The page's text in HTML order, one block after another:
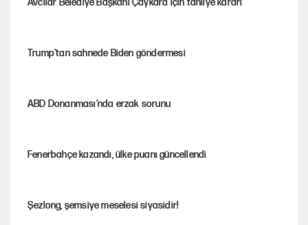
Trump’tan sahnede Biden göndermesi
ABD Donanması’nda erzak sorunu
Fenerbahçe kazandı, ülke puanı güncellendi
Şezlong, şemsiye meselesi siyasidir!